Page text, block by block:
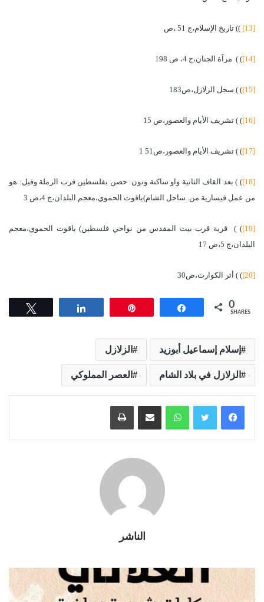
[13] )) تاريخ الإسلام،ج 51 ،ص
[14] ) ) مرآة الجنان،ج 4، ص 198
[15] ) ) سجل الزلازل،ص183
[16] ) ) تشريف الأيام والعصور،ص 15
[17] ) ) تشريف الأيام والعصور،ص51 1
[18]
) ) بعد القاف الثانية واو ساكنة ونون: حصن بفلسطين قرب الرملة وقيل: هو
من عمل قيسارية من. ساحل الشام)ياقوت الحموي،معجم البلدان،ج 4،ص 3
[19]
) ) قرية قرب بيت المقدس من نواحي فلسطين) ياقوت الحموي،معجم
البلدان،ج 5،ص 17
[20] ) ) أثر الكوارث،ص30
Share 0
SHARES
إسلام إسماعيل أبوزيد الزلازل
الزلازل في بلاد الشام العصر المملوكي
واتساب مشاركة عبر البريد طباعة
الناشر